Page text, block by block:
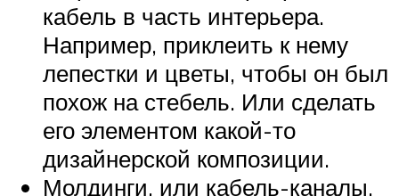
кабель в часть интерьера.
Например, приклеить к нему
лепестки и цветы, чтобы он был
похож на стебель. Или сделать
его элементом какой-то
дизайнерской композиции.
Молдинги, или кабель-каналы.